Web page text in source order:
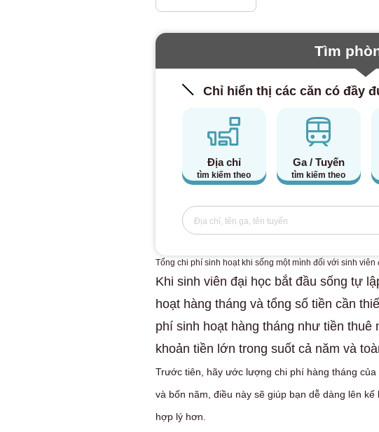
Tìm
Chỉ hiển thị các căn có đầy
Địa chỉ
tìm kiếm theo
Ga / Tuyến
tìm kiếm theo
Tổng chi phí sinh hoạt khi sống một mình đối với sinh viên
Khi sinh viên đại học bắt đầu sống tự
hoạt hàng tháng và tổng số tiền cần
phí sinh hoạt hàng tháng như tiền
khoản tiền lớn trong suốt cả năm và
Trước tiên, hãy ước lượng chi phí hàng tháng
và bốn năm, điều này sẽ giúp bạn dễ dàng lên
hợp lý hơn.